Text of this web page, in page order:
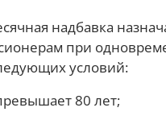
надбавка
при
условий:
80 лет;